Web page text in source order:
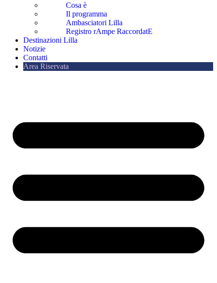
Cosa è
Il programma
Ambasciatori Lilla
Registro rAmpe RaccordatE
Destinazioni Lilla
Notizie
Contatti
Area Riservata